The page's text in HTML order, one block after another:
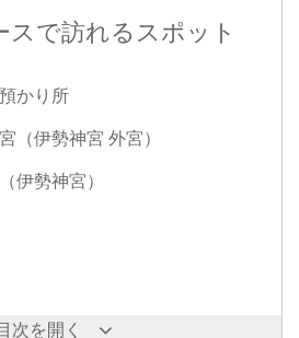
次を開く
スで訪れるスポット
かり所
伊勢神宮 外宮）
伊勢神宮）